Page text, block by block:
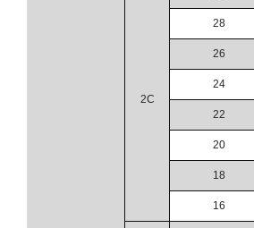
2C
28
26
24
22
20
18
16